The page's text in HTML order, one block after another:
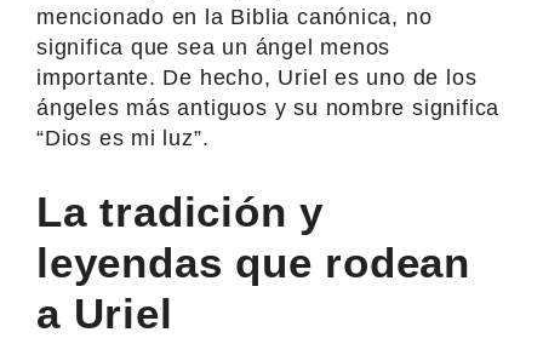
mencionado en la Biblia canónica, no
significa que sea un ángel menos
importante. De hecho, Uriel es uno de los
ángeles más antiguos y su nombre significa
“Dios es mi luz”.
La tradición y
leyendas que rodean
a Uriel